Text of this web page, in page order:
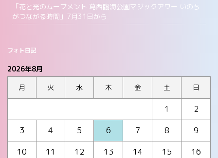
「花と光のムーブメント 葛西臨海公園マジックアワー いのち
がつながる時間」7月31日から
フォト日記
2026年8月
月
火 水 木 金 土 日
1
2
3
4 5 6 7 8
9
10
11 12 13 14 15
16